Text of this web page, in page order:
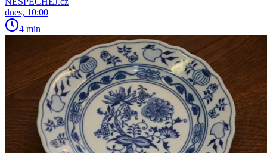
dnes, 10:00
4 min